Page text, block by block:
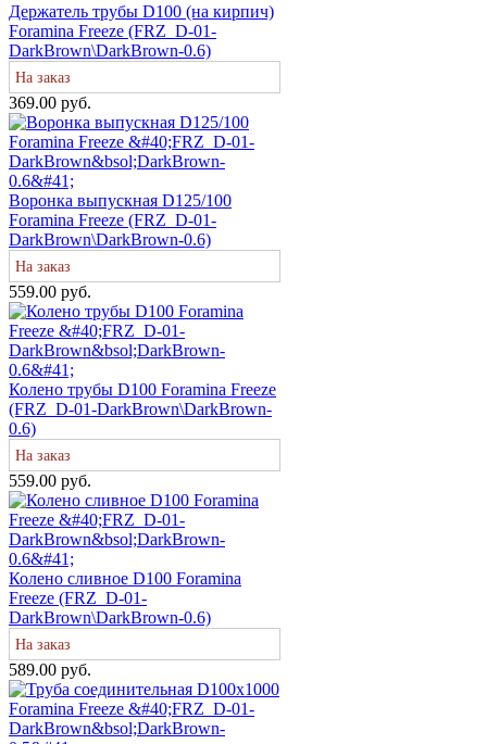
Держатель трубы D100 (на кирпич)
Foramina Freeze (FRZ_D-01-
DarkBrown\DarkBrown-0.6)
На заказ
369.00 руб.
Воронка выпускная D125/100
Foramina Freeze (FRZ_D-01-
DarkBrown\DarkBrown-0.6)
На заказ
559.00 руб.
Колено трубы D100 Foramina Freeze
(FRZ_D-01-DarkBrown\DarkBrown-
0.6)
На заказ
559.00 руб.
Колено сливное D100 Foramina
Freeze (FRZ_D-01-
DarkBrown\DarkBrown-0.6)
На заказ
589.00 руб.